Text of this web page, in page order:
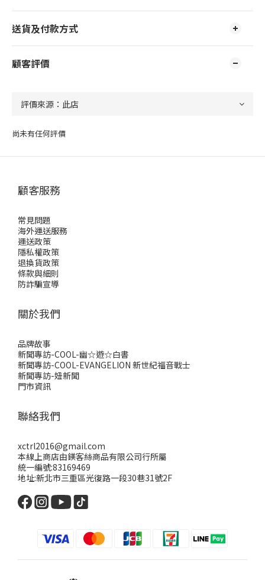
送貨及付款方式
顧客評價
尚未有任何評價
顧客服務
常見問題
海外運送服務
運送政策
隱私權政策
退換貨政策
條款與細則
防詐騙宣導
關於我們
品牌故事
新聞專訪-COOL-幽☆遊☆白書
新聞專訪-COOL-EVANGELION 新世紀福音戰士
新聞專訪-妞新聞
門市資訊
聯絡我們
xctrl2016@gmail.com
本線上商店由鎂客絲商品有限公司行所屬
統一編號:83169469
地址:新北市三重區光復路一段30巷31號2F